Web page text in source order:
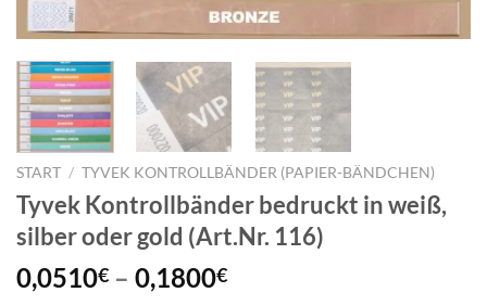
START / TYVEK KONTROLLBÄNDER (PAPIER-BÄNDCHEN)
Tyvek Kontrollbänder bedruckt in weiß,
silber oder gold (Art.Nr. 116)
0,0510€ – 0,1800€Preisspanne: